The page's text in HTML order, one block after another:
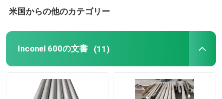
頑丈なストラップヒンジ
米国からの他のカテゴリー
Inconel 600の文書 (11)